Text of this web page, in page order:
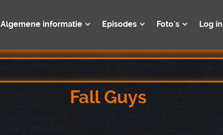
Algemene informatie Episodes Foto`s Log
Fall Guys